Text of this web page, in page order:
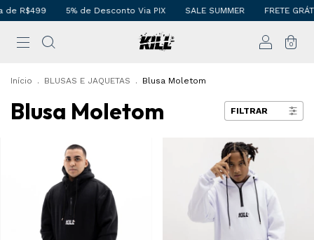
R$499 5% de Desconto Via PIX SALE SUMMER FRETE
0
Início . BLUSAS E JAQUETAS . Blusa Moletom
Blusa Moletom FILTRAR